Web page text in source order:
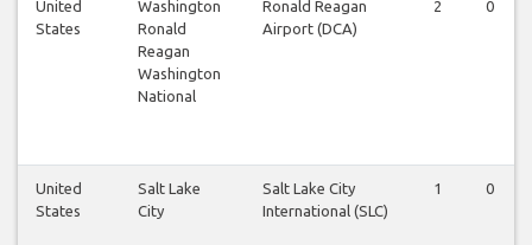
United
States
Washington
Ronald
Reagan
Washington
National
Ronald Reagan
Airport (DCA)
2 0
United
States
Salt Lake
City
Salt Lake City
International (SLC)
1 0